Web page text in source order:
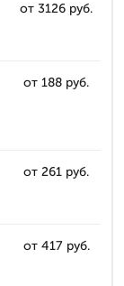
от 3126 руб.
от 188 руб.
от 261 руб.
от 417 руб.